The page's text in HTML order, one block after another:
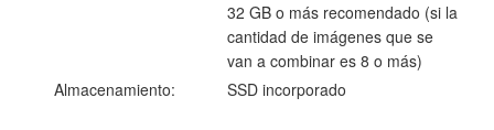
32 GB o más recomendado (si la
cantidad de imágenes que se
van a combinar es 8 o más)
Almacenamiento:
SSD incorporado